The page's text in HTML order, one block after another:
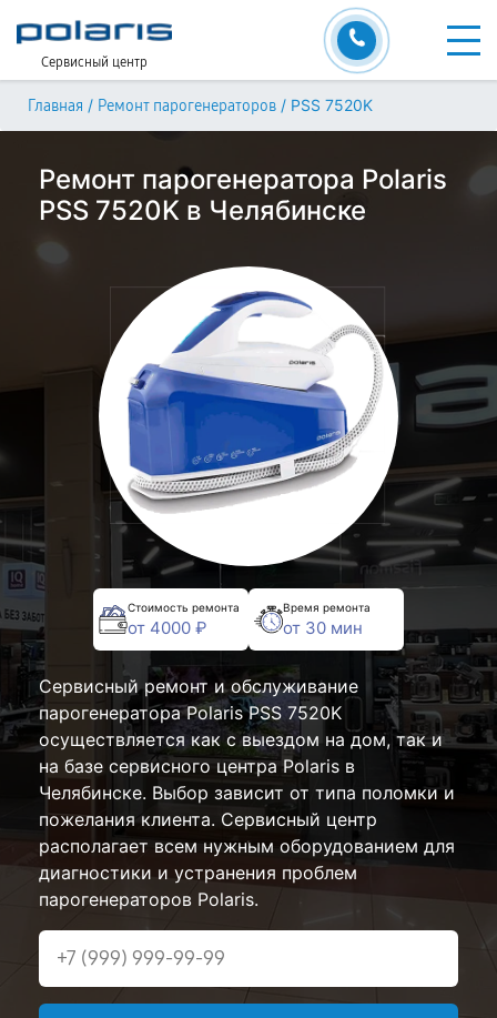
Сервисный центр
Главная / Ремонт парогенераторов / PSS 7520K
Ремонт парогенератора Polaris
PSS 7520K в Челябинске
Стоимость ремонта
от 4000 ₽
Время ремонта
от 30 мин
Сервисный ремонт и обслуживание
парогенератора Polaris PSS 7520K
осуществляется как с выездом на дом, так и
на базе сервисного центра Polaris в
Челябинске. Выбор зависит от типа поломки и
пожелания клиента. Сервисный центр
располагает всем нужным оборудованием для
диагностики и устранения проблем
парогенераторов Polaris.